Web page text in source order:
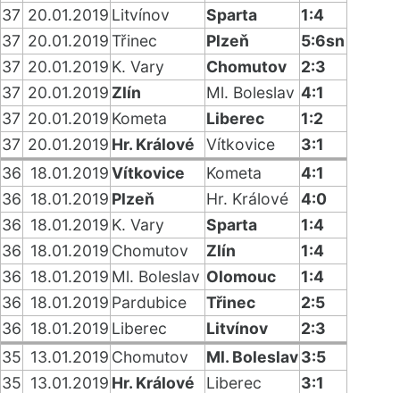
37 20.01.2019 Litvínov Sparta
1:4
37 20.01.2019Třinec Plzeň
5:6sn
37 20.01.2019 K. Vary Chomutov
2:3
37 20.01.2019 Zlín Ml. Boleslav 4:1
37 20.01.2019 Kometa Liberec
1:2
37 20.01.2019 Hr. Králové Vítkovice
3:1
36 18.01.2019Vítkovice Kometa
4:1
36 18.01.2019 Plzeň Hr. Králové
4:0
36 18.01.2019 K. Vary Sparta
1:4
36 18.01.2019 Chomutov Zlín
1:4
36 18.01.2019 Ml. Boleslav Olomouc
1:4
36 18.01.2019 Pardubice Třinec
2:5
36 18.01.2019 Liberec Litvínov
2:3
35 13.01.2019 Chomutov Ml. Boleslav3:5
35 13.01.2019 Hr. Králové Liberec
3:1